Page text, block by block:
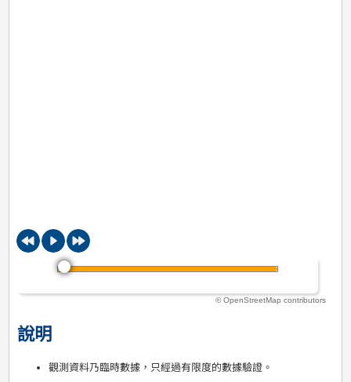
© OpenStreetMap contributors
說明
觀測資料乃臨時數據，只經過有限度的數據驗證。